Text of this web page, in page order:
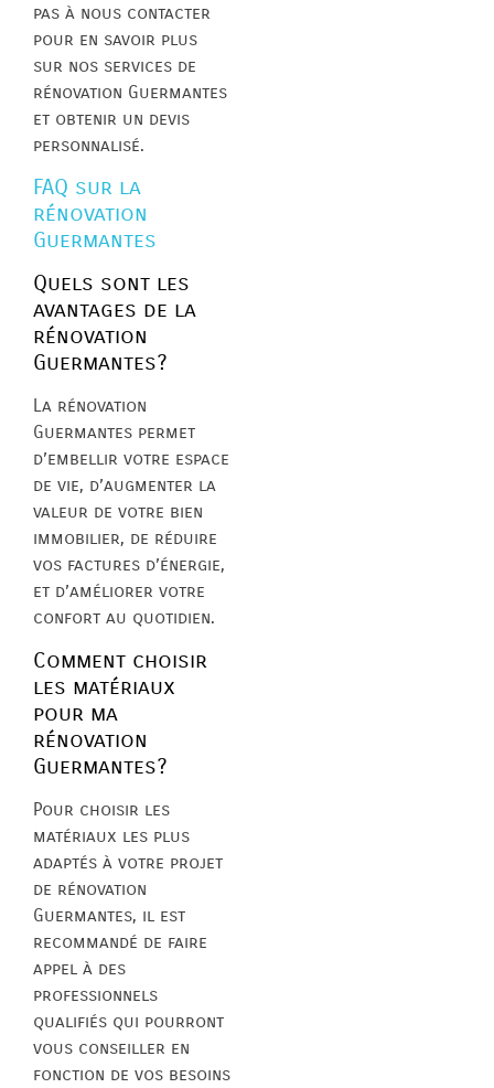
pas à nous contacter
pour en savoir plus
sur nos services de
rénovation Guermantes
et obtenir un devis
personnalisé.
FAQ sur la
rénovation
Guermantes
Quels sont les
avantages de la
rénovation
Guermantes?
La rénovation
Guermantes permet
d’embellir votre espace
de vie, d’augmenter la
valeur de votre bien
immobilier, de réduire
vos factures d’énergie,
et d’améliorer votre
confort au quotidien.
Comment choisir
les matériaux
pour ma
rénovation
Guermantes?
Pour choisir les
matériaux les plus
adaptés à votre projet
de rénovation
Guermantes, il est
recommandé de faire
appel à des
professionnels
qualifiés qui pourront
vous conseiller en
fonction de vos besoins